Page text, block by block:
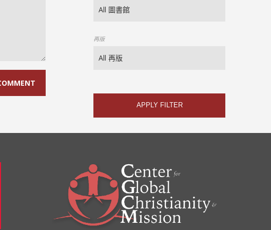
再版
APPLY FILTER